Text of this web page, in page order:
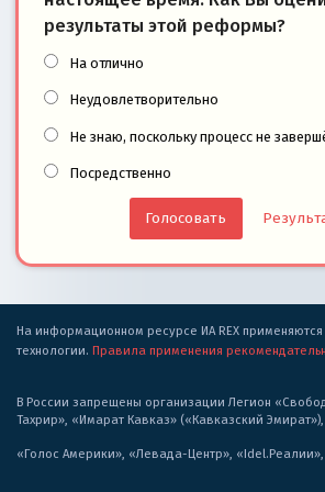
результаты этой реформы?
На отлично
Неудовлетворительно
Не знаю, поскольку процесс не
Посредственно
На информационном ресурсе ИА REX
технологии. Правила применения
В России запрещены организации Легион
Тахрир», «Имарат Кавказ» («Кавказский
«Голос Америки», «Левада-Центр»,